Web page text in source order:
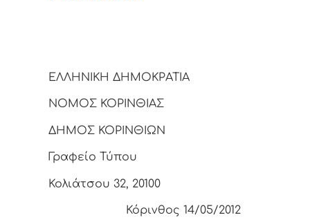
ΕΛΛΗΝΙΚΗ ΔΗΜΟΚΡΑΤΙΑ
ΝΟΜΟΣ ΚΟΡΙΝΘΙΑΣ
ΔΗΜΟΣ ΚΟΡΙΝΘΙΩΝ
Γραφείο Τύπου
Κολιάτσου 32, 20100
Κόρινθος 14/05/2012